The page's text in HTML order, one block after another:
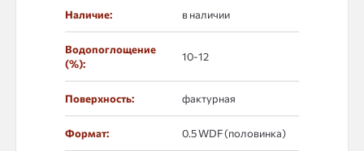
Наличие: в наличии
Водопоглощение
(%):
10-12
Поверхность: фактурная
Формат: 0.5 WDF (половинка)